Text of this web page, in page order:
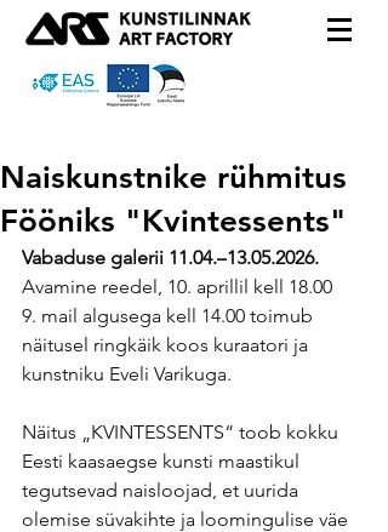
Naiskunstnike rühmitus
Fööniks "Kvintessents"
Vabaduse galerii 11.04.–13.05.2026.
Avamine reedel, 10. aprillil kell 18.00
9. mail algusega kell 14.00 toimub
näitusel ringkäik koos kuraatori ja
kunstniku Eveli Varikuga.
Näitus „KVINTESSENTS“ toob kokku
Eesti kaasaegse kunsti maastikul
tegutsevad naisloojad, et uurida
olemise süvakihte ja loomingulise väe